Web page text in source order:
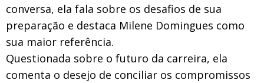
conversa, ela fala sobre os desafios de sua
preparação e destaca Milene Domingues como
sua maior referência.
Questionada sobre o futuro da carreira, ela
comenta o desejo de conciliar os compromissos